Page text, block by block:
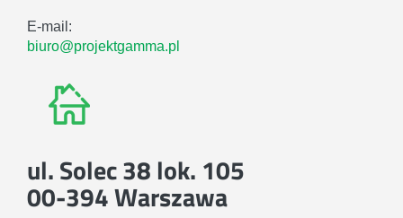
E-mail:
biuro@projektgamma.pl
ul. Solec 38 lok. 105
00-394 Warszawa